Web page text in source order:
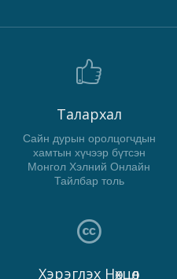
Талархал
Сайн дурын оролцогчдын
хамтын хүчээр бүтсэн
Монгол Хэлний Онлайн
Тайлбар толь
Хэрэглэх Нөхцөл